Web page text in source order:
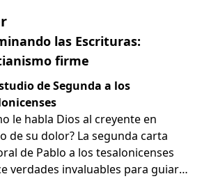
las Escrituras:
firme
de Segunda a los
le habla Dios al creyente en
de su dolor? La segunda carta
de Pablo a los tesalonicenses
verdades invaluables para guiar a